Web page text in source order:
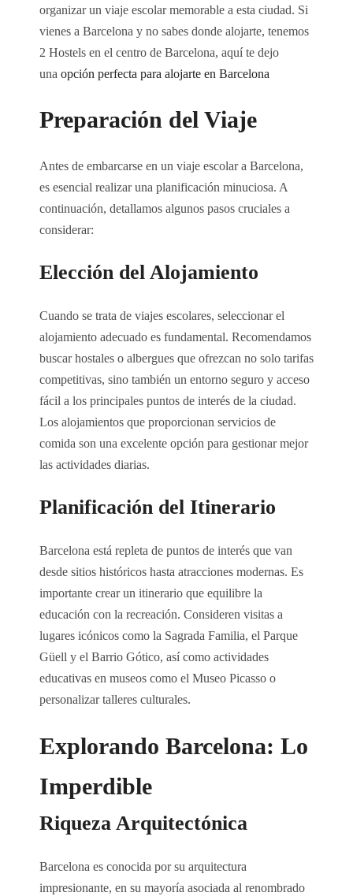
organizar un viaje escolar memorable a esta ciudad. Si
vienes a Barcelona y no sabes donde alojarte, tenemos
2 Hostels en el centro de Barcelona, aquí te dejo
una opción perfecta para alojarte en Barcelona
Preparación del Viaje
Antes de embarcarse en un viaje escolar a Barcelona,
es esencial realizar una planificación minuciosa. A
continuación, detallamos algunos pasos cruciales a
considerar:
Elección del Alojamiento
Cuando se trata de viajes escolares, seleccionar el
alojamiento adecuado es fundamental. Recomendamos
buscar hostales o albergues que ofrezcan no solo tarifas
competitivas, sino también un entorno seguro y acceso
fácil a los principales puntos de interés de la ciudad.
Los alojamientos que proporcionan servicios de
comida son una excelente opción para gestionar mejor
las actividades diarias.
Planificación del Itinerario
Barcelona está repleta de puntos de interés que van
desde sitios históricos hasta atracciones modernas. Es
importante crear un itinerario que equilibre la
educación con la recreación. Consideren visitas a
lugares icónicos como la Sagrada Familia, el Parque
Güell y el Barrio Gótico, así como actividades
educativas en museos como el Museo Picasso o
personalizar talleres culturales.
Explorando Barcelona: Lo
Imperdible
Riqueza Arquitectónica
Barcelona es conocida por su arquitectura
impresionante, en su mayoría asociada al renombrado